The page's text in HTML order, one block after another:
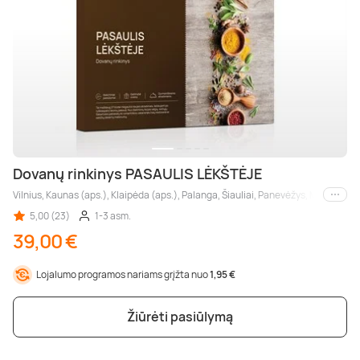
Dovanų rinkinys PASAULIS LĖKŠTĖJE
Vilnius, Kaunas (aps.), Klaipėda (aps.), Palanga, Šiauliai, Panevėžys,
Kiti
5,00 (23)
1-3 asm.
39,00 €
Lojalumo programos nariams grįžta nuo1,95 €
Žiūrėti pasiūlymą